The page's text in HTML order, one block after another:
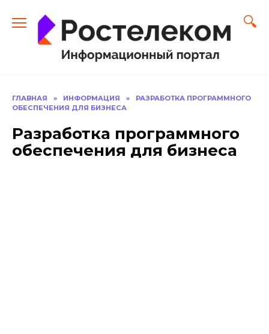
содержанию
ГЛАВНАЯ » ИНФОРМАЦИЯ »
РАЗРАБОТКА ПРОГРАММНОГО
ОБЕСПЕЧЕНИЯ ДЛЯ БИЗНЕСА
Разработка программного
обеспечения для бизнеса